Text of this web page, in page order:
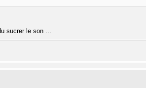
sucrer le son ...